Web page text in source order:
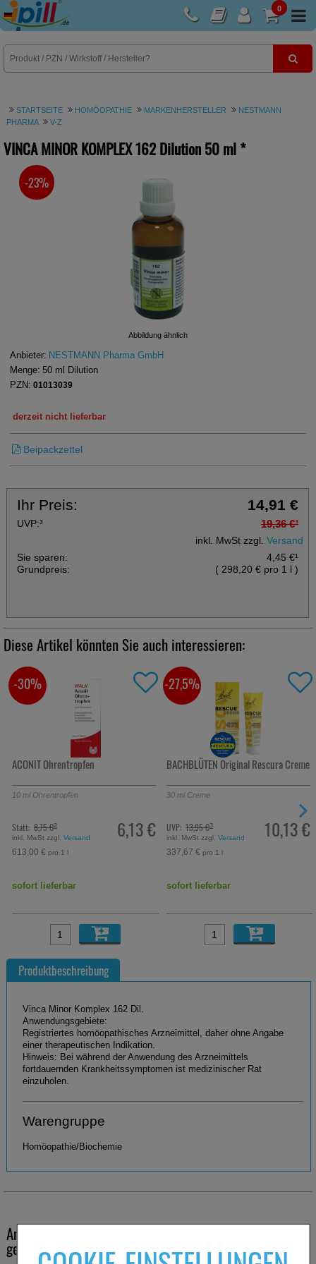
0
E-Rezept
STARTSEITE HOMÖOPATHIE MARKENHERSTELLER
NESTMANN
PHARMA
V-Z
VINCA MINOR KOMPLEX 162 Dilution50 ml*
Abbildung ähnlich
SIE SPAREN
-23%
Anbieter: NESTMANN Pharma GmbH
Menge: 50 ml
Dilution
PZN: 01013039
derzeit nicht lieferbar
Beipackzettel
Ihr Preis: 14,91 €
UVP:³ 19,36 €³
inkl. MwSt zzgl.Versand
Sie sparen:
4,45 €¹
Grundpreis:
( 298,20 € pro 1 l)
Diese Artikel könnten Sie auch interessieren:
ACONIT Ohrentropfen
10 ml Ohrentropfen
6,13 €
Statt: 8,75 €²
inkl. MwSt zzgl.Versand
613,00 € pro 1 l
-30%
sofort lieferbar
BACHBLÜTEN Original Rescura Creme
30 ml Creme
10,13 €
UVP: 13,95 €³
inkl. MwSt zzgl.Versand
337,67 € pro 1 l
-27,5%
sofort lieferbar
Produktbeschreibung
Vinca Minor Komplex 162 Dil.
Anwendungsgebiete:
Registriertes homöopathisches Arzneimittel, daher ohne Angabe
einer therapeutischen Indikation.
Hinweis: Bei während der Anwendung des Arzneimittels
fortdauernden Krankheitssymptomen ist medizinischer Rat
einzuholen.
Warengruppe
Homöopathie/Biochemie
Andere Kunden haben ebenfalls folgende Produkte
gekauft